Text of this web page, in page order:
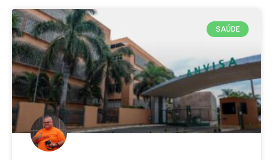
SAÚDE